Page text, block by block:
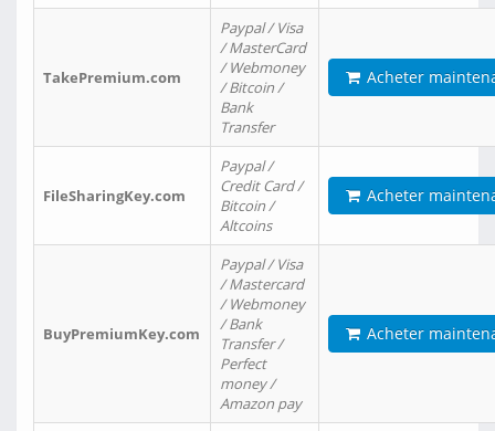
TakePremium.com
Paypal / Visa
/ MasterCard
/ Webmoney
/ Bitcoin /
Bank
Transfer
Acheter
FileSharingKey.com
Paypal /
Credit Card /
Bitcoin /
Altcoins
Acheter
BuyPremiumKey.com
Paypal / Visa
/ Mastercard
/ Webmoney
/ Bank
Transfer /
Perfect
money /
Amazon pay
Acheter